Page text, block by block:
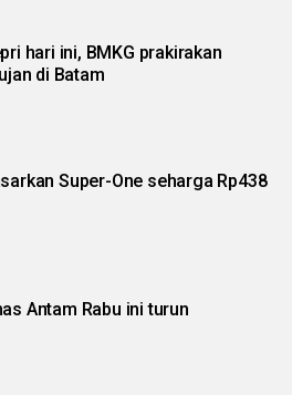
hari ini, BMKG prakirakan
di Batam
Super-One seharga Rp438
Antam Rabu ini turun